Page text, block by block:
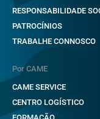
RESPONSABILIDADE
PATROCÍNIOS
TRABALHE CONNOSCO
Por CAME
CAME SERVICE
CENTRO LOGÍSTICO